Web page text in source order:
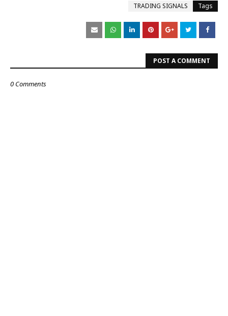
Tags
TRADING SIGNALS
POST A COMMENT
0 Comments